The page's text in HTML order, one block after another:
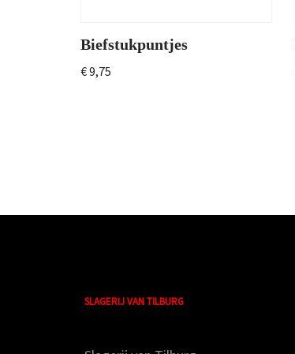
Biefstukpuntjes
€9,75
SLAGERIJ VAN TILBURG